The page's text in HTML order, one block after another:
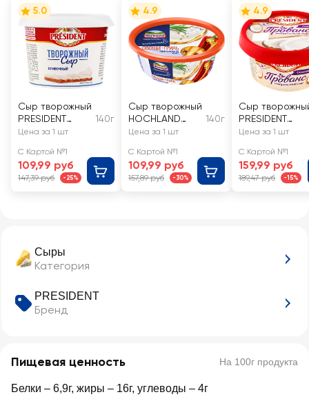
Сыры
Категория
PRESIDENT
Бренд
Пищевая ценность На 100г продукта
Белки – 6,9г, жиры – 16г, углеводы – 4г
5.0
Сыр творожный
PRESIDENT
Сливочный, без
140г
Цена за 1 шт
С Картой №1
109,99 руб
147,39 руб -25%
4.9
Сыр творожный
HOCHLAND
Овощи-гриль
140г
Цена за 1 шт
С Картой №1
109,99 руб
157,89 руб -30%
4.9
Сыр
PRESIDENT
Прованс
без змж
Цена за 1 шт
С Картой №1
159,99 руб
189,47 руб -15%